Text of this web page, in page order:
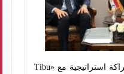
وزير الشباب والرياضة يبحث شراكة استراتيجية مع «Tibu